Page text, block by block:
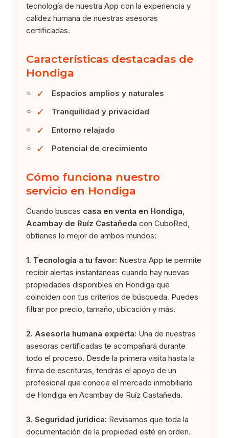
tecnología de nuestra App con la experiencia y
calidez humana de nuestras asesoras
certificadas.
Características destacadas de
Hondiga
✓ Espacios amplios y naturales
✓ Tranquilidad y privacidad
✓ Entorno relajado
✓ Potencial de crecimiento
Cómo funciona nuestro
servicio en Hondiga
Cuando buscas casa en venta en Hondiga,
Acambay de Ruíz Castañeda con CuboRed,
obtienes lo mejor de ambos mundos:
1. Tecnología a tu favor: Nuestra App te permite
recibir alertas instantáneas cuando hay nuevas
propiedades disponibles en Hondiga que
coinciden con tus criterios de búsqueda. Puedes
filtrar por precio, tamaño, ubicación y más.
2. Asesoría humana experta: Una de nuestras
asesoras certificadas te acompañará durante
todo el proceso. Desde la primera visita hasta la
firma de escrituras, tendrás el apoyo de un
profesional que conoce el mercado inmobiliario
de Hondiga en Acambay de Ruíz Castañeda.
3. Seguridad jurídica: Revisamos que toda la
documentación de la propiedad esté en orden.